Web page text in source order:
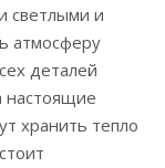
светлыми и
атмосферу
деталей
настоящие
хранить тепло